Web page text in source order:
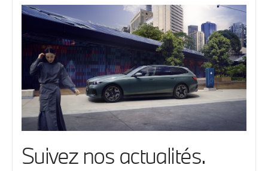
Suivez nos actualités.